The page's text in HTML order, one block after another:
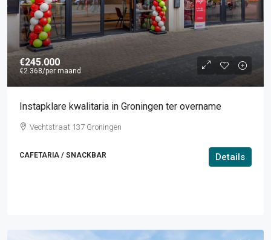
€245.000
€2.368/per maand
Instapklare kwalitaria in Groningen ter overname
Vechtstraat 137 Groningen
CAFETARIA / SNACKBAR Details